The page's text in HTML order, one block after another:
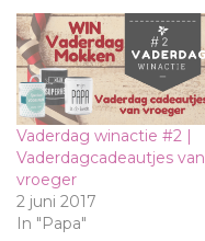
Vaderdag winactie #2 |
Vaderdagcadeautjes van
vroeger
2 juni 2017
In "Papa"